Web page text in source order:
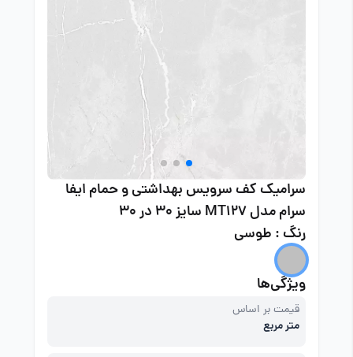
سرامیک کف سرویس بهداشتی و حمام ایفا
سرام مدل MT127 سایز 30 در 30
رنگ : طوسی
ویژگی‌ها
قیمت بر اساس
متر مربع